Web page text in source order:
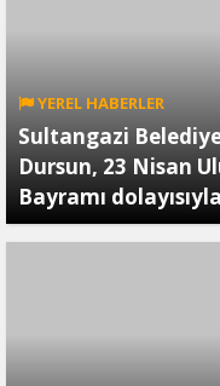
YEREL HABERLER
Sultangazi
Dursun, 23 Nisan
Bayramı